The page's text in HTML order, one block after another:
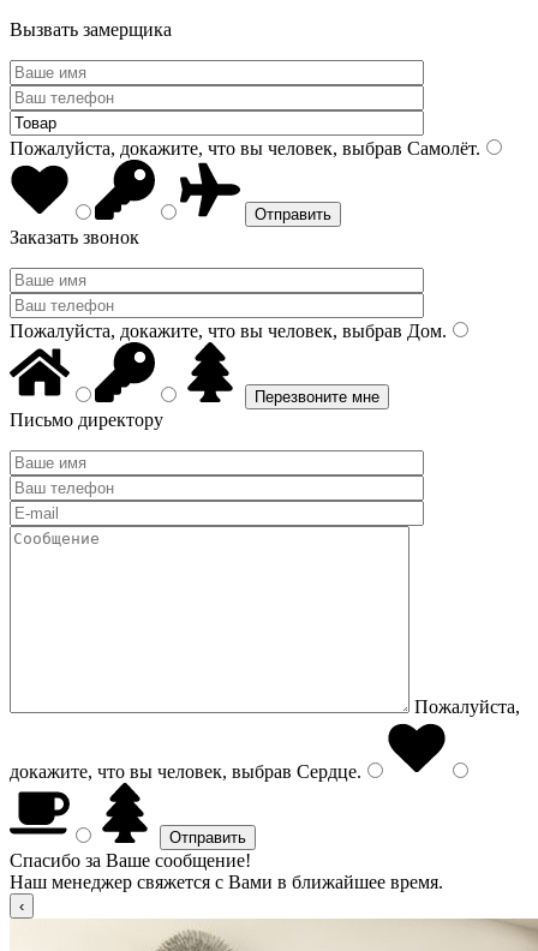
Вызвать замерщика
Пожалуйста, докажите, что вы человек, выбрав Самолёт.
Заказать звонок
Пожалуйста, докажите, что вы человек, выбрав Дом.
Письмо директору
Пожалуйста,
докажите, что вы человек, выбрав Сердце.
Спасибо за Ваше сообщение!
Наш менеджер свяжется с Вами в ближайшее время.